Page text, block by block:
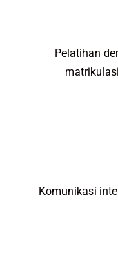
Pelatihan
Komunikasi